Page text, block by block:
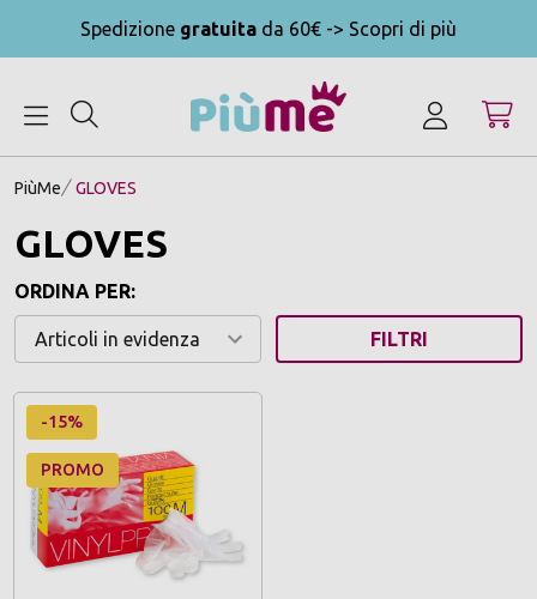
Spedizione gratuita da 60€ -> Scopri di più
PiùMe GLOVES
GLOVES
ORDINA PER:
FILTRI
-15%
PROMO